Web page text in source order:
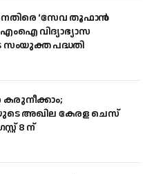
‘സേവ തൂഫാൻ
വിദ്യാഭ്യാസ
സംയുക്ത പദ്ധതി
അഖില കേരള ചെസ്
8 ന്